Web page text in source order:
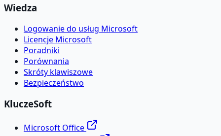
Wiedza
Logowanie do usług Microsoft
Licencje Microsoft
Poradniki
Porównania
Skróty klawiszowe
Bezpieczeństwo
KluczeSoft
Microsoft Office